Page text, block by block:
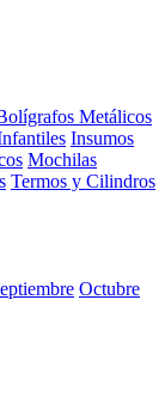
Metálicos
Insumos
Mochilas
Termos y Cilindros
Octubre